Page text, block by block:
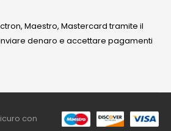
Maestro, Mastercard tramite il
denaro e accettare pagamenti
con